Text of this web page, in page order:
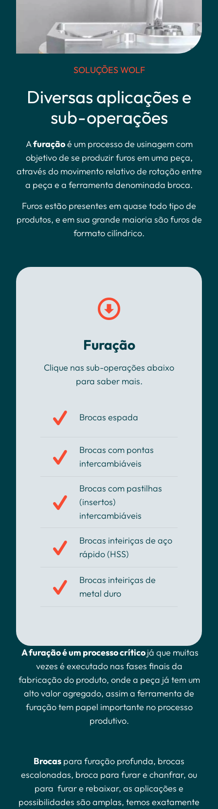
SOLUÇÕES WOLF
Diversas aplicações e
sub-operações
Afuraçãoé um processo de usinagem com
objetivo de se produzir furos em uma peça,
através do movimento relativo de rotação entre
a peça e a ferramenta denominada broca.
Furos estão presentes em quase todo tipo de
produtos, e em sua grande maioria são furos de
formato cilíndrico.
A furação é um processo críticojá que muitas
vezes é executado nas fases finais da
fabricação do produto, onde a peça já tem um
alto valor agregado, assim a ferramenta de
furação tem papel importante no processo
produtivo.
Brocas para furação profunda, brocas
escalonadas, broca para furar e chanfrar, ou
para furar e rebaixar, as aplicações e
possibilidades são amplas, temos exatamente
Furação
Clique nas sub-operações abaixo
para saber mais.
Brocas espada
Brocas com pontas
intercambiáveis
Brocas com pastilhas
(insertos)
intercambiáveis
Brocas inteiriças de aço
rápido (HSS)
Brocas inteiriças de
metal duro